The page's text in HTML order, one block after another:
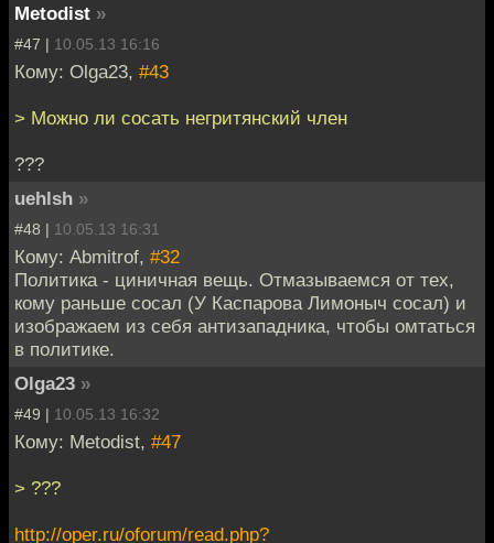
Metodist »
#47 | 10.05.13 16:16
Кому: Olga23, #43
> Можно ли сосать негритянский член
???
uehlsh »
#48 | 10.05.13 16:31
Кому: Abmitrof, #32
Политика - циничная вещь. Отмазываемся от тех,
кому раньше сосал (У Каспарова Лимоныч сосал) и
изображаем из себя антизападника, чтобы омтаться
в политике.
Olga23 »
#49 | 10.05.13 16:32
Кому: Metodist, #47
> ???
http://oper.ru/oforum/read.php?